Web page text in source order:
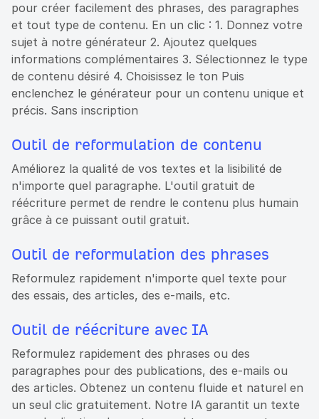
pour créer facilement des phrases, des paragraphes
et tout type de contenu. En un clic : 1. Donnez votre
sujet à notre générateur 2. Ajoutez quelques
informations complémentaires 3. Sélectionnez le type
de contenu désiré 4. Choisissez le ton Puis
enclenchez le générateur pour un contenu unique et
précis. Sans inscription
Outil de reformulation de contenu
Améliorez la qualité de vos textes et la lisibilité de
n'importe quel paragraphe. L'outil gratuit de
réécriture permet de rendre le contenu plus humain
grâce à ce puissant outil gratuit.
Outil de reformulation des phrases
Reformulez rapidement n'importe quel texte pour
des essais, des articles, des e-mails, etc.
Outil de réécriture avec IA
Reformulez rapidement des phrases ou des
paragraphes pour des publications, des e-mails ou
des articles. Obtenez un contenu fluide et naturel en
un seul clic gratuitement. Notre IA garantit un texte